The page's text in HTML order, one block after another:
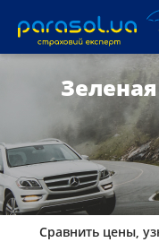
(093) 170-33-90
Все сервисы
Зеленая карта
Сравнить цены,